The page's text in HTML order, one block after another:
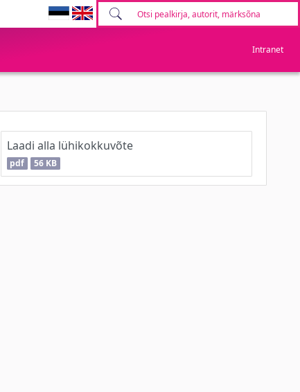
Intranet
Laadi alla lühikokkuvõte
pdf 56 KB